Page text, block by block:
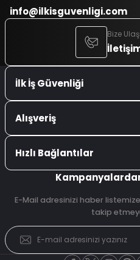
info@ilkisguvenligi.com
Bize
İlk İş Güvenliği
Alışveriş
Hızlı Bağlantılar
E-Mail adresinizi haber
takip